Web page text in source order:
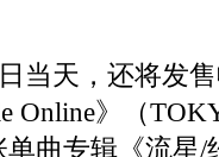
当天，还将发
Online》（
曲专辑《流星/